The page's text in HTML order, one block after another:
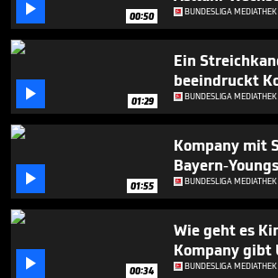
minutes,
2  00:50 BUNDESLIGA
 01:29
Ein
beeindruckt
BUNDESLIGA
 01:55
Kompany mit
Bayern-
BUNDESLIGA
 00:34
Wie geht es
Kompany gibt
BUNDESLIGA